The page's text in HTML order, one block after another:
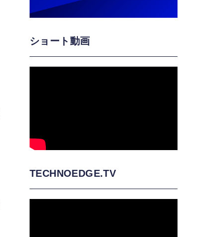
ショート動画
TECHNOEDGE.TV